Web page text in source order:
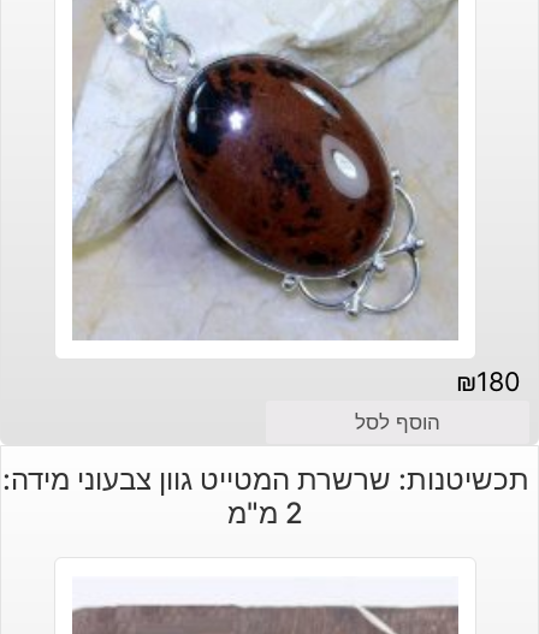
₪180
הוסף לסל
תכשיטנות: שרשרת המטייט גוון צבעוני מידה:
2 מ"מ